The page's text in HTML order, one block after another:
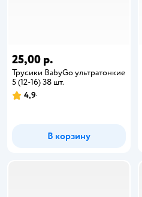
25,00 р.
Трусики BabyGo ультратонкие
5 (12-16) 38 шт.
4,9
В корзину